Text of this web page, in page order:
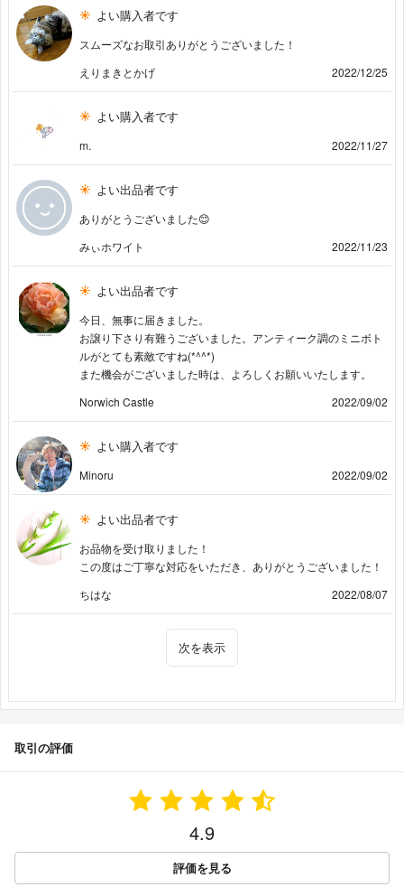
よい購入者です
スムーズなお取引ありがとうございました！
えりまきとかげ
2022/12/25
よい購入者です
m. 2022/11/27
よい出品者です
ありがとうございました😊
みぃホワイト
2022/11/23
よい出品者です
今日、無事に届きました。
お譲り下さり有難うございました。アンティーク調のミニボト
ルがとても素敵ですね(*^^*)
また機会がございました時は、よろしくお願いいたします。
Norwich Castle
2022/09/02
よい購入者です
Minoru 2022/09/02
よい出品者です
お品物を受け取りました！
この度はご丁寧な対応をいただき、ありがとうございました！
ちはな
2022/08/07
次を表示
取引の評価
4.9
評価を見る